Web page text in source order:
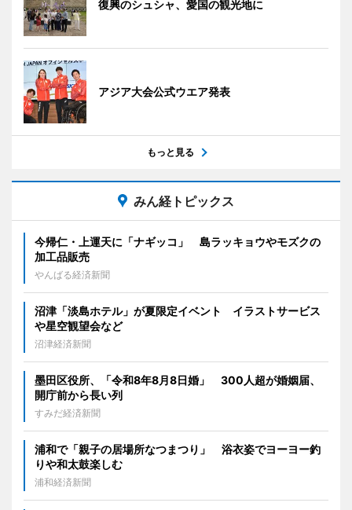
復興のシュシャ、愛国の観光地に
アジア大会公式ウエア発表
もっと見る
みん経トピックス
今帰仁・上運天に「ナギッコ」 島ラッキョウやモズクの
加工品販売
やんばる経済新聞
沼津「淡島ホテル」が夏限定イベント イラストサービス
や星空観望会など
沼津経済新聞
墨田区役所、「令和8年8月8日婚」 300人超が婚姻届、
開庁前から長い列
すみだ経済新聞
浦和で「親子の居場所なつまつり」 浴衣姿でヨーヨー釣
りや和太鼓楽しむ
浦和経済新聞